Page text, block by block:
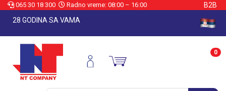
065 30 18 300 Radno vreme: 08:00 – 16:00
B2B
28 GODINA SA VAMA
0